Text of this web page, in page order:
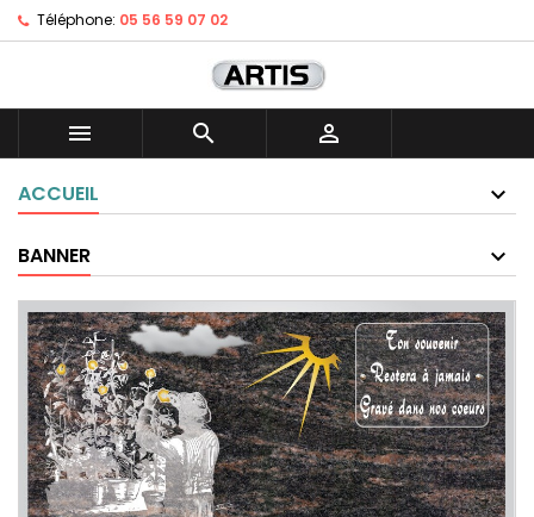
Téléphone: 05 56 59 07 02
  
ACCUEIL
BANNER